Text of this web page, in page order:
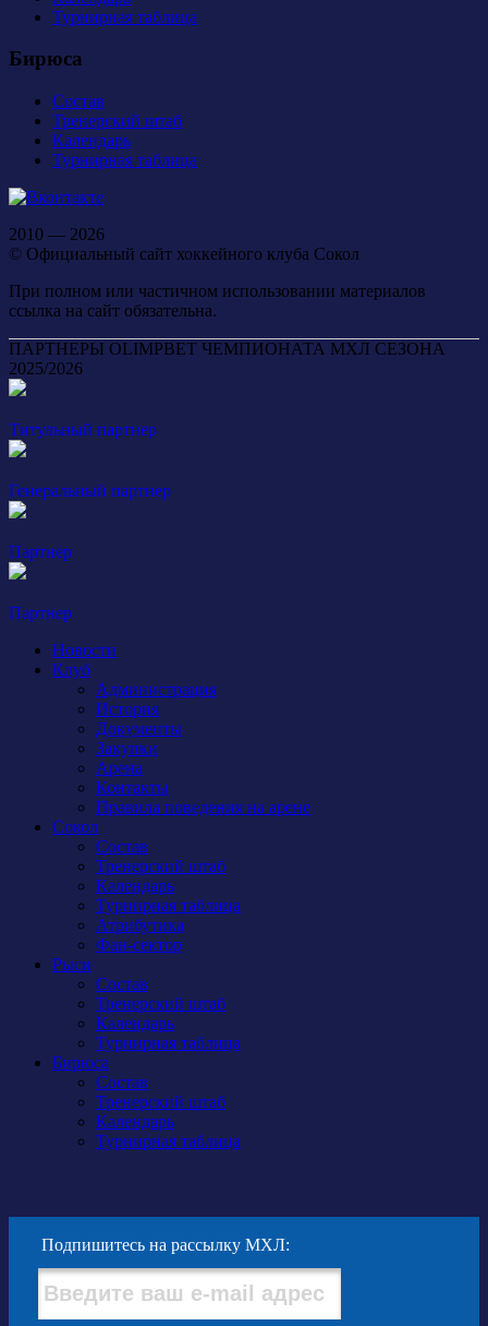
Турнирная таблица
Бирюса
Состав
Тренерский штаб
Календарь
Турнирная таблица
2010 — 2026
© Официальный сайт хоккейного клуба Сокол
При полном или частичном использовании материалов
ссылка на сайт обязательна.
ПАРТНЕРЫ OLIMPBET ЧЕМПИОНАТА МХЛ СЕЗОНА
2025/2026
Титульный партнер
Генеральный партнер
Партнер
Партнер
Новости
Клуб
Администрация
История
Документы
Закупки
Арена
Контакты
Правила поведения на арене
Сокол
Состав
Тренерский штаб
Календарь
Турнирная таблица
Атрибутика
Фан-сектор
Рыси
Состав
Тренерский штаб
Календарь
Турнирная таблица
Бирюса
Состав
Тренерский штаб
Календарь
Турнирная таблица
Подпишитесь на рассылку МХЛ: